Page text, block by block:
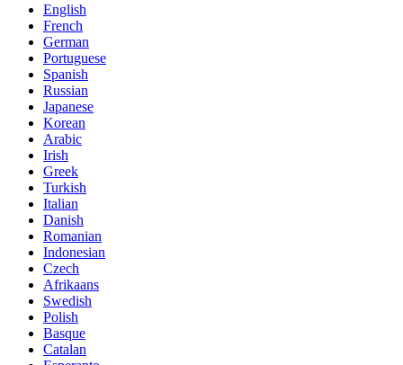
English
French
German
Portuguese
Spanish
Russian
Japanese
Korean
Arabic
Irish
Greek
Turkish
Italian
Danish
Romanian
Indonesian
Czech
Afrikaans
Swedish
Polish
Basque
Catalan